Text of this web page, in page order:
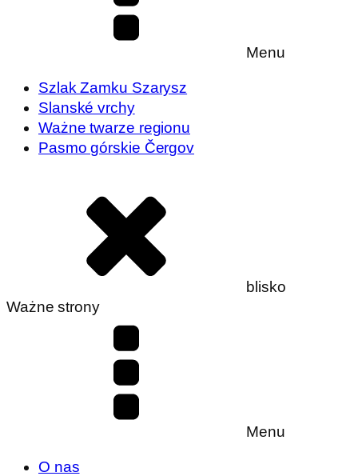
Menu
Szlak Zamku Szarysz
Slanské vrchy
Ważne twarze regionu
Pasmo górskie Čergov
blisko
Ważne strony
Menu
O nas